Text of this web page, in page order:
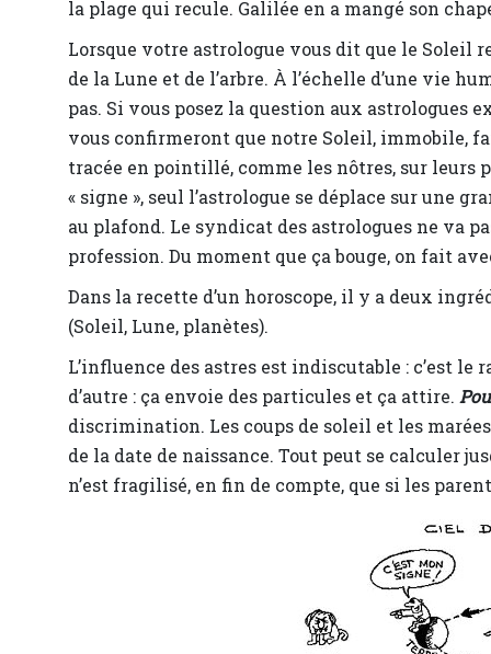
la plage qui recule. Galilée en a mangé son
Lorsque votre astrologue vous dit que le Soleil
de la Lune et de l’arbre. À l’échelle d’une vie
pas. Si vous posez la question aux astrologues
vous confirmeront que notre Soleil, immobile,
tracée en pointillé, comme les nôtres, sur leurs
« signe », seul l’astrologue se déplace sur une
au plafond. Le syndicat des astrologues ne va
profession. Du moment que ça bouge, on fait
Dans la recette d’un horoscope, il y a deux
(Soleil, Lune, planètes).
L’influence des astres est indiscutable : c’est
d’autre : ça envoie des particules et ça attire.
discrimination. Les coups de soleil et les
de la date de naissance. Tout peut se calculer
n’est fragilisé, en fin de compte, que si les